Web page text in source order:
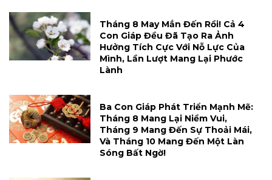
Tháng 8 May Mắn Đến Rồi! Cả 4
Con Giáp Đều Đã Tạo Ra Ảnh
Hưởng Tích Cực Với Nỗ Lực Của
Mình, Lần Lượt Mang Lại Phước
Lành
Ba Con Giáp Phát Triển Mạnh Mẽ:
Tháng 8 Mang Lại Niềm Vui,
Tháng 9 Mang Đến Sự Thoải Mái,
Và Tháng 10 Mang Đến Một Làn
Sóng Bất Ngờ!